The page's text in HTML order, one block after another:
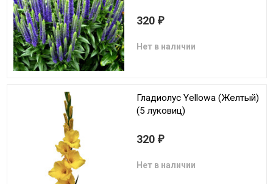
320 ₽
Нет в наличии
Гладиолус Yellowa (Желтый)
(5 луковиц)
320 ₽
Нет в наличии